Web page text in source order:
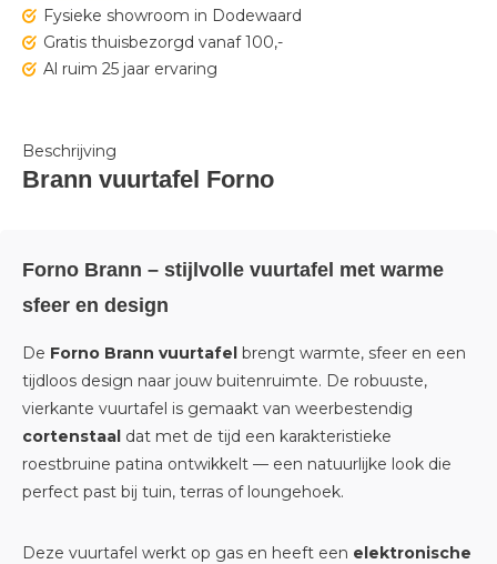
Fysieke showroom in Dodewaard
Gratis thuisbezorgd vanaf 100,-
Al ruim 25 jaar ervaring
Beschrijving
Brann vuurtafel Forno
Forno Brann – stijlvolle vuurtafel met warme
sfeer en design
De Forno Brann vuurtafel brengt warmte, sfeer en een
tijdloos design naar jouw buitenruimte. De robuuste,
vierkante vuurtafel is gemaakt van weerbestendig
cortenstaal dat met de tijd een karakteristieke
roestbruine patina ontwikkelt — een natuurlijke look die
perfect past bij tuin, terras of loungehoek.
Deze vuurtafel werkt op gas en heeft een elektronische